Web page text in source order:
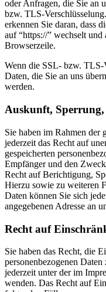
oder Anfragen, die Sie an
bzw. TLS-
erkennen Sie daran, dass
auf “https://” wechselt
Browserzeile.
Wenn die SSL- bzw. TLS-
Daten, die Sie an uns
werden.
Auskunft,
Sie haben im Rahmen der
jederzeit das Recht auf
gespeicherten
Empfänger und den
Recht auf Berichtigung,
Hierzu sowie zu weiteren
Daten können Sie sich
angegebenen Adresse an
Recht auf
Sie haben das Recht, die
personenbezogenen
jederzeit unter der im
wenden. Das Recht auf